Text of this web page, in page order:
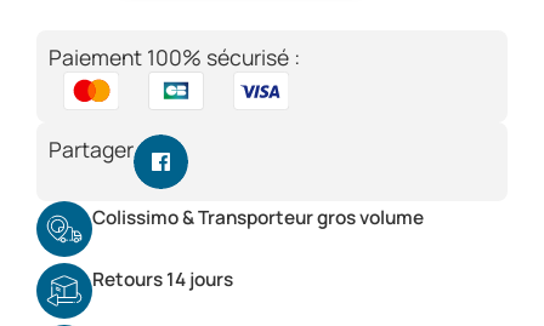
Paiement 100% sécurisé :
Partager
Colissimo & Transporteur gros volume
Retours 14 jours